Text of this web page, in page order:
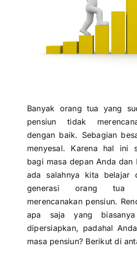
Banyak orang tua yang
pensiun tidak
dengan baik. Sebagian
menyesal. Karena hal ini
bagi masa depan Anda dan
ada salahnya kita belajar
generasi orang tua
merencanakan pensiun.
apa saja yang
dipersiapkan, padahal
masa pensiun? Berikut di